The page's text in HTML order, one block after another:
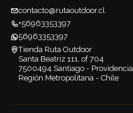
contacto@rutaoutdoor.cl
+56963353397
56963353397
Tienda Ruta Outdoor
Santa Beatriz 111, of 704
7500494 Santiago - Providencia
Región Metropolitana - Chile